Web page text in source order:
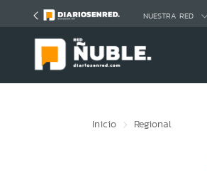
NUESTRA RED
Inicio Regional